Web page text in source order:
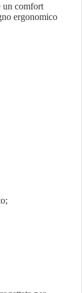
un comfort
ergonomico